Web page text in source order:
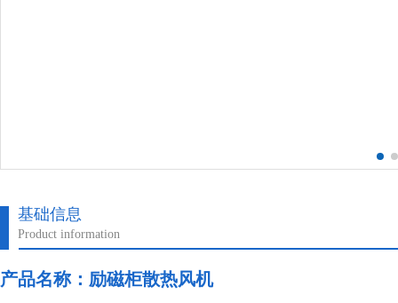
基础信息
Product information
产品名称：励磁柜散热风机